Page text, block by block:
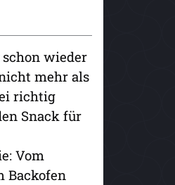
wieder
mehr als
richtig
Snack für
Vom
Backofen